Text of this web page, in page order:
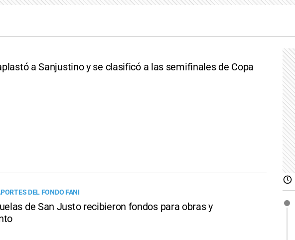
a Sanjustino y se clasificó a las semifinales de Copa
DEL FONDO FANI
de San Justo recibieron fondos para obras y